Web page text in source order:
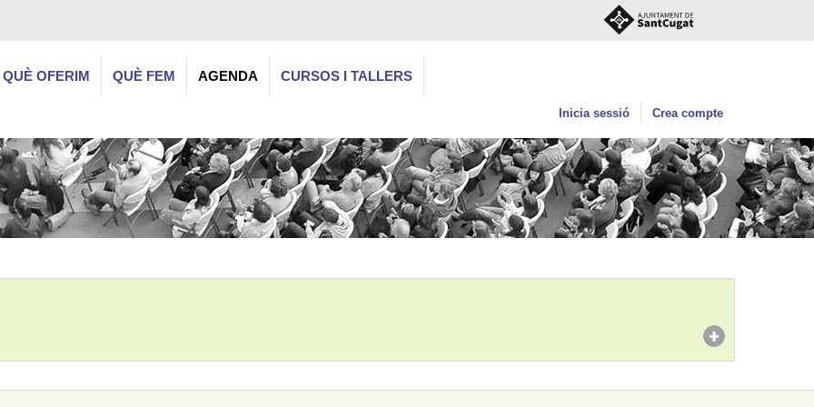
QUÈ OFERIM QUÈ FEM AGENDA CURSOS I TALLERS
Inicia sessió Crea compte